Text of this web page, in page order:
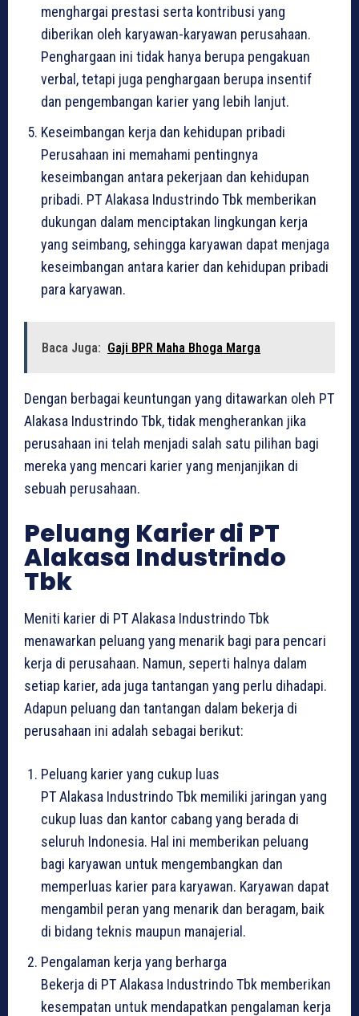
menghargai prestasi serta kontribusi yang
diberikan oleh karyawan-karyawan perusahaan.
Penghargaan ini tidak hanya berupa pengakuan
verbal, tetapi juga penghargaan berupa insentif
dan pengembangan karier yang lebih lanjut.
Keseimbangan kerja dan kehidupan pribadi
Perusahaan ini memahami pentingnya
keseimbangan antara pekerjaan dan kehidupan
pribadi. PT Alakasa Industrindo Tbk memberikan
dukungan dalam menciptakan lingkungan kerja
yang seimbang, sehingga karyawan dapat menjaga
keseimbangan antara karier dan kehidupan pribadi
para karyawan.
Baca Juga: Gaji BPR Maha Bhoga Marga
Dengan berbagai keuntungan yang ditawarkan oleh PT
Alakasa Industrindo Tbk, tidak mengherankan jika
perusahaan ini telah menjadi salah satu pilihan bagi
mereka yang mencari karier yang menjanjikan di
sebuah perusahaan.
Peluang Karier di PT
Alakasa Industrindo
Tbk
Meniti karier di PT Alakasa Industrindo Tbk
menawarkan peluang yang menarik bagi para pencari
kerja di perusahaan. Namun, seperti halnya dalam
setiap karier, ada juga tantangan yang perlu dihadapi.
Adapun peluang dan tantangan dalam bekerja di
perusahaan ini adalah sebagai berikut:
Peluang karier yang cukup luas
PT Alakasa Industrindo Tbk memiliki jaringan yang
cukup luas dan kantor cabang yang berada di
seluruh Indonesia. Hal ini memberikan peluang
bagi karyawan untuk mengembangkan dan
memperluas karier para karyawan. Karyawan dapat
mengambil peran yang menarik dan beragam, baik
di bidang teknis maupun manajerial.
Pengalaman kerja yang berharga
Bekerja di PT Alakasa Industrindo Tbk memberikan
kesempatan untuk mendapatkan pengalaman kerja